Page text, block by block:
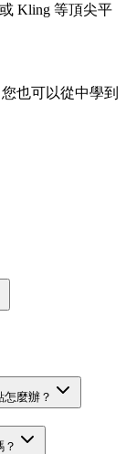
Kling 等頂尖平
也可以從中學到
麼辦？